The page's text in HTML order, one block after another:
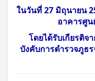
ในวันที่ 27 มิถุนายน
อาคารศูน
โดยได้รับเกียรติจ
บังคับการตำรวจภูธร